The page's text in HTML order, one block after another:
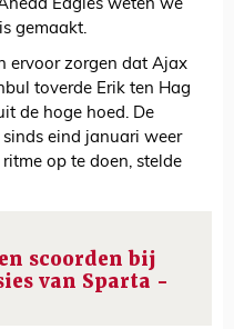
Eagles weten we
gemaakt.
ervoor zorgen dat Ajax
toverde Erik ten Hag
de hoge hoed. De
eind januari weer
op te doen, stelde
scoorden bij
van Sparta -